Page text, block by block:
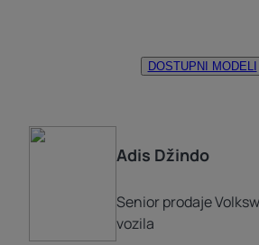
DOSTUPNI MODELI
Adis Džindo
Senior prodaje
vozila